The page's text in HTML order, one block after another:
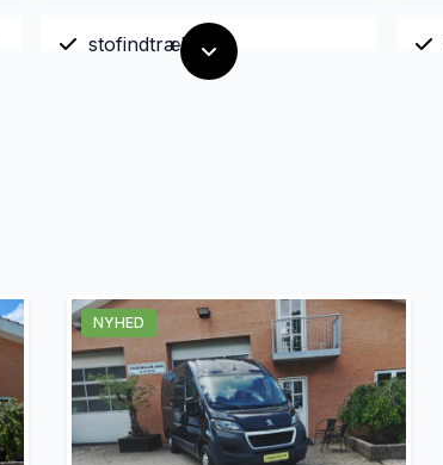
stofindtræk
NYHED